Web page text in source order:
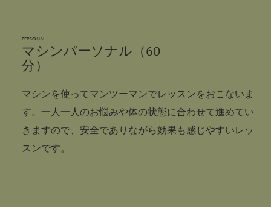
PERSONAL
​マシンパーソナル（60
分）
マシンを使ってマンツーマンでレッスンをおこないま
す。一人一人のお悩みや体の状態に合わせて進めてい
きますので、安全でありながら効果も感じやすいレッ
スンです。